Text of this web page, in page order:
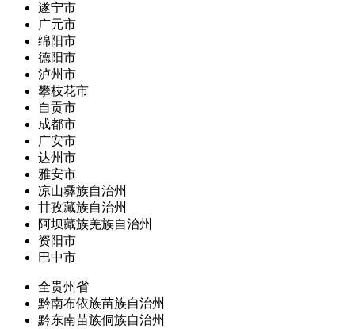
遂宁市
广元市
绵阳市
德阳市
泸州市
攀枝花市
自贡市
成都市
广安市
达州市
雅安市
凉山彝族自治州
甘孜藏族自治州
阿坝藏族羌族自治州
资阳市
巴中市
全贵州省
黔南布依族苗族自治州
黔东南苗族侗族自治州